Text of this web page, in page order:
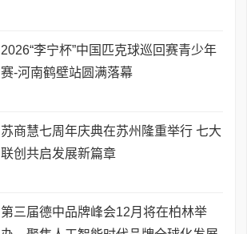
2026“李宁杯”中国匹克球巡回赛青少年
赛-河南鹤壁站圆满落幕
苏商慧七周年庆典在苏州隆重举行 七大
联创共启发展新篇章
第三届德中品牌峰会12月将在柏林举